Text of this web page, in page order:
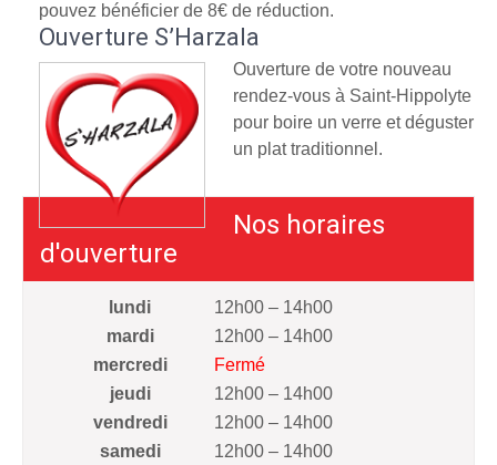
pouvez bénéficier de 8€ de réduction.
Ouverture S’Harzala
Ouverture de votre nouveau
rendez-vous à Saint-Hippolyte
pour boire un verre et déguster
un plat traditionnel.
Nos horaires
d'ouverture
lundi
12h00 – 14h00
mardi
12h00 – 14h00
mercredi
Fermé
jeudi
12h00 – 14h00
vendredi
12h00 – 14h00
samedi
12h00 – 14h00